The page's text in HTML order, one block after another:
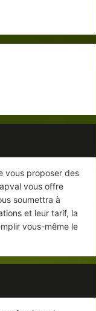
vous proposer des
vous offre
soumettra à
et leur tarif, la
vous-même le